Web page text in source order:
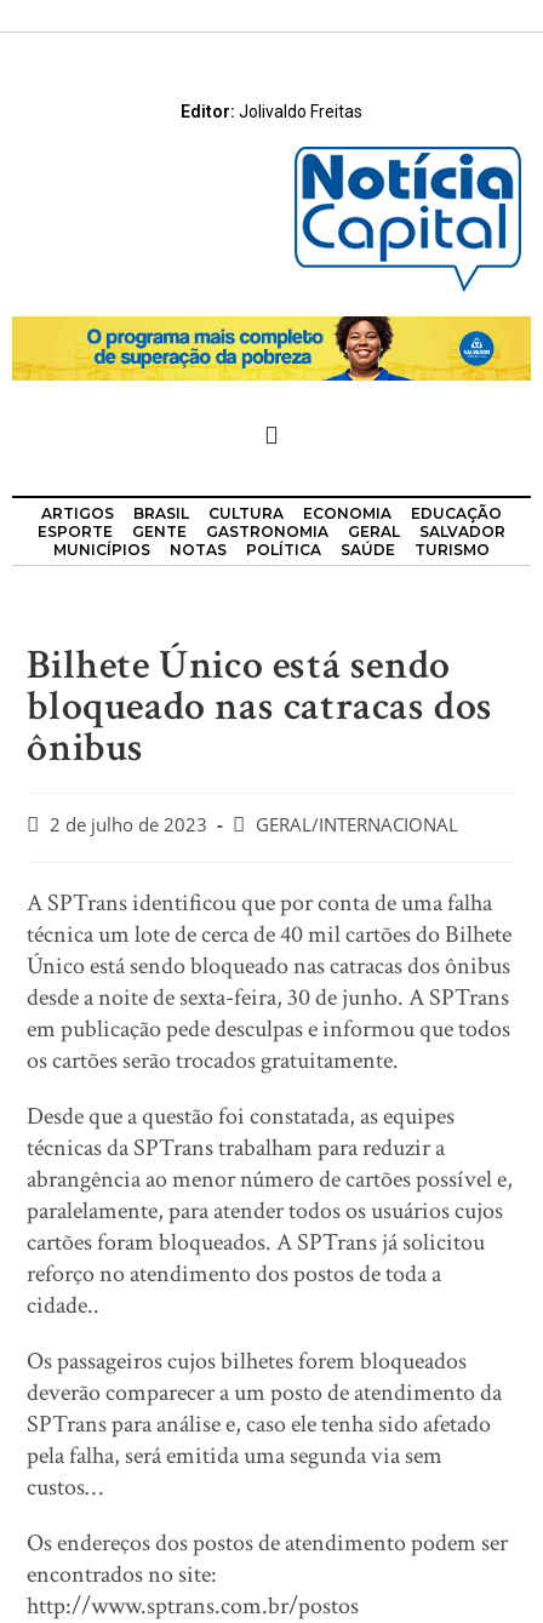
Editor: Jolivaldo Freitas
ARTIGOS BRASIL CULTURA ECONOMIA
EDUCAÇÃO
ESPORTE
GENTE GASTRONOMIA GERAL
SALVADOR
MUNICÍPIOS
NOTAS POLÍTICA SAÚDE TURISMO
Bilhete Único está sendo
bloqueado nas catracas dos
ônibus
2 de julho de 2023 GERAL/INTERNACIONAL
A SPTrans identificou que por conta de uma falha
técnica um lote de cerca de 40 mil cartões do Bilhete
Único está sendo bloqueado nas catracas dos ônibus
desde a noite de sexta-feira, 30 de junho. A SPTrans
em publicação pede desculpas e informou que todos
os cartões serão trocados gratuitamente.
Desde que a questão foi constatada, as equipes
técnicas da SPTrans trabalham para reduzir a
abrangência ao menor número de cartões possível e,
paralelamente, para atender todos os usuários cujos
cartões foram bloqueados. A SPTrans já solicitou
reforço no atendimento dos postos de toda a
cidade..
Os passageiros cujos bilhetes forem bloqueados
deverão comparecer a um posto de atendimento da
SPTrans para análise e, caso ele tenha sido afetado
pela falha, será emitida uma segunda via sem
custos…
Os endereços dos postos de atendimento podem ser
encontrados no site:
http://www.sptrans.com.br/postos